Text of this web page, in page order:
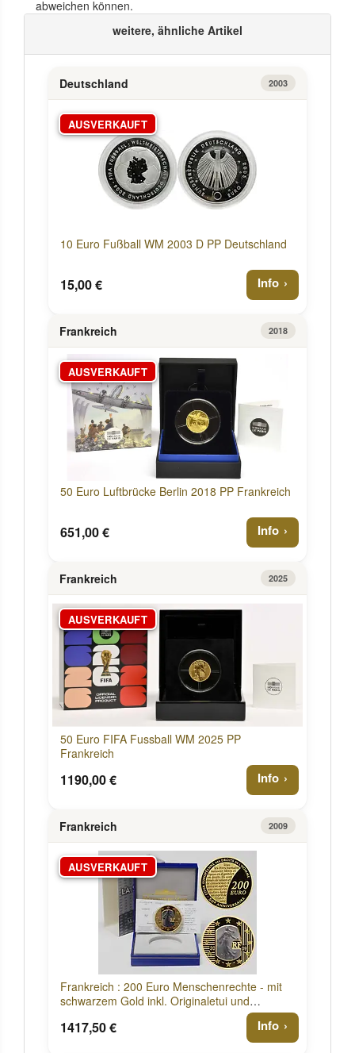
abweichen können.
weitere, ähnliche Artikel
Deutschland 2003
AUSVERKAUFT
10 Euro Fußball WM 2003 D PP Deutschland
15,00 € Info
Frankreich 2018
AUSVERKAUFT
50 Euro Luftbrücke Berlin 2018 PP Frankreich
651,00 € Info
Frankreich 2025
AUSVERKAUFT
50 Euro FIFA Fussball WM 2025 PP
Frankreich
1190,00 € Info
Frankreich 2009
AUSVERKAUFT
Frankreich : 200 Euro Menschenrechte - mit
schwarzem Gold inkl. Originaletui und
1417,50 € Info